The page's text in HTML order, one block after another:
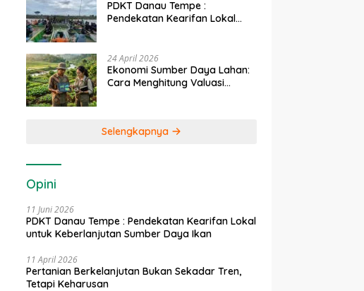
PDKT Danau Tempe :
Pendekatan Kearifan Lokal
24 April 2026
Ekonomi Sumber Daya Lahan:
Cara Menghitung Valuasi
Selengkapnya
Opini
11 Juni 2026
PDKT Danau Tempe : Pendekatan Kearifan Lokal
untuk Keberlanjutan Sumber Daya Ikan
11 April 2026
Pertanian Berkelanjutan Bukan Sekadar Tren,
Tetapi Keharusan